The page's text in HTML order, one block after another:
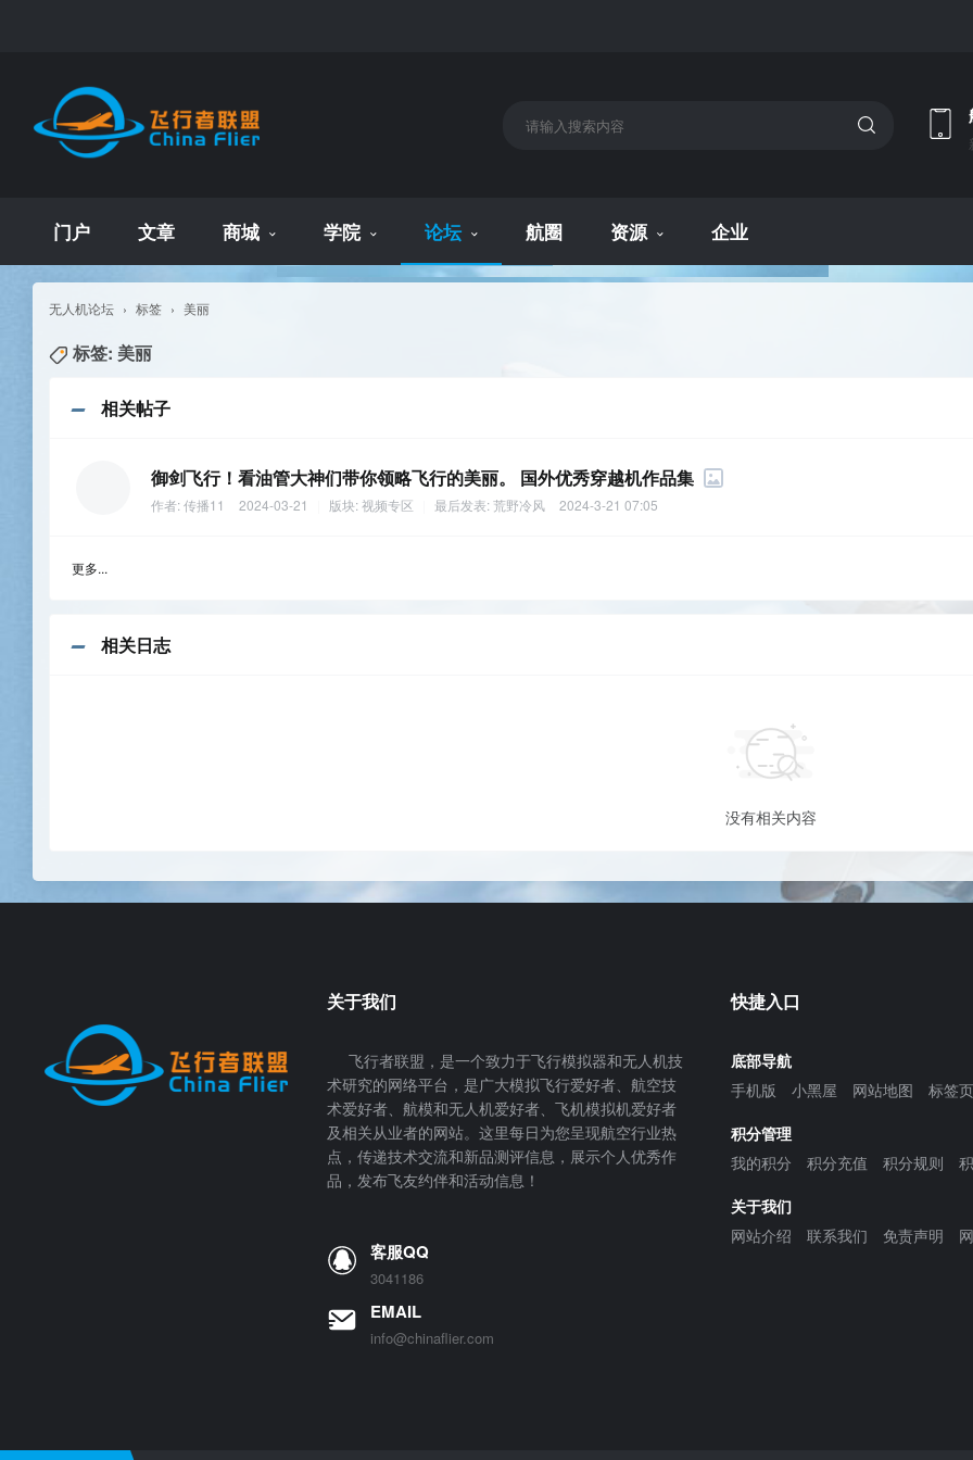
门户 文章 商城 学院 论坛 航圈 资源 企业
无人机论坛 › 标签 › 美丽
标签: 美丽
相关帖子
御剑飞行！看油管大神们带你领略飞行的美丽。 国外优秀穿越机作品集
作者:传播11 2024-03-21 版块: 视频专区 最后发表:荒野冷风 2024-3-21 07:05
更多...
相关日志
没有相关内容
关于我们
飞行者联盟，是一个致力于飞行模拟器和无人机技
术研究的网络平台，是广大模拟飞行爱好者、航空技
术爱好者、航模和无人机爱好者、飞机模拟机爱好者
及相关从业者的网站。这里每日为您呈现航空行业热
点，传递技术交流和新品测评信息，展示个人优秀作
品，发布飞友约伴和活动信息！
客服QQ
3041186
EMAIL
info@chinaflier.com
快捷入口
底部导航
手机版
小黑屋 网站地图 标签页
积分管理
我的积分
积分充值 积分规则
关于我们
网站介绍
联系我们 免责声明